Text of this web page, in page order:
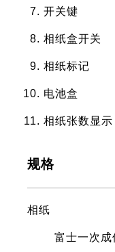
开关键
相纸盒开关
相纸标记
电池盒
相纸张数显示
规格
相纸
富士一次成